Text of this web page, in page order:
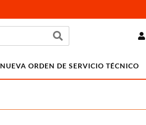
NUEVA ORDEN DE SERVICIO TÉCNICO